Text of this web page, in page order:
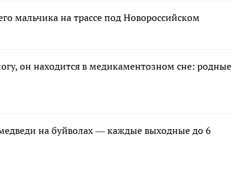
мальчика на трассе под Новороссийском
он находится в медикаментозном сне: родные
на буйволах — каждые выходные до 6